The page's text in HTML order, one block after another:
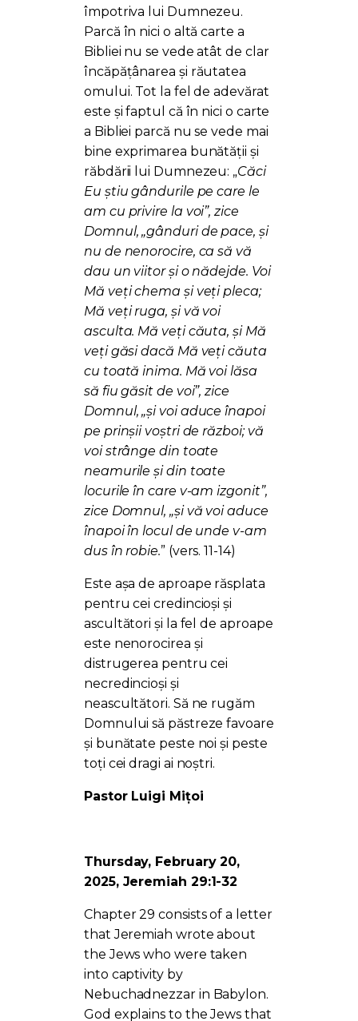
împotriva lui Dumnezeu.
Parcă în nici o altă carte a
Bibliei nu se vede atât de clar
încăpățânarea și răutatea
omului. Tot la fel de adevărat
este și faptul că în nici o carte
a Bibliei parcă nu se vede mai
bine exprimarea bunătății și
răbdării lui Dumnezeu: „Căci
Eu știu gândurile pe care le
am cu privire la voi”, zice
Domnul, „gânduri de pace, și
nu de nenorocire, ca să vă
dau un viitor și o nădejde. Voi
Mă veți chema și veți pleca;
Mă veți ruga, și vă voi
asculta. Mă veți căuta, și Mă
veți găsi dacă Mă veți căuta
cu toată inima. Mă voi lăsa
să fiu găsit de voi”, zice
Domnul, „și voi aduce înapoi
pe prinșii voștri de război; vă
voi strânge din toate
neamurile și din toate
locurile în care v-am izgonit”,
zice Domnul, „și vă voi aduce
înapoi în locul de unde v-am
dus în robie.” (vers. 11-14)
Este așa de aproape răsplata
pentru cei credincioși și
ascultători și la fel de aproape
este nenorocirea și
distrugerea pentru cei
necredincioși și
neascultători. Să ne rugăm
Domnului să păstreze favoare
și bunătate peste noi și peste
toți cei dragi ai noștri.
Pastor Luigi Mițoi
Thursday, February 20,
2025, Jeremiah 29:1-32
Chapter 29 consists of a letter
that Jeremiah wrote about
the Jews who were taken
into captivity by
Nebuchadnezzar in Babylon.
God explains to the Jews that